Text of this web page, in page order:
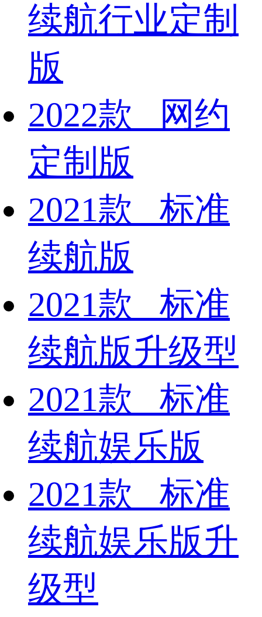
续航行业定制
版
2022款 网约
定制版
2021款 标准
续航版
2021款 标准
续航版升级型
2021款 标准
续航娱乐版
2021款 标准
续航娱乐版升
级型